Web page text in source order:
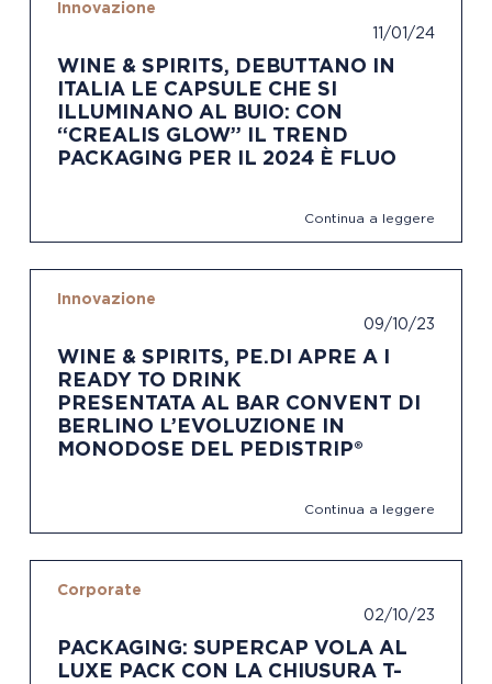
Innovazione
11/01/24
WINE & SPIRITS, DEBUTTANO IN
ITALIA LE CAPSULE CHE SI
ILLUMINANO AL BUIO: CON
“CREALIS GLOW” IL TREND
PACKAGING PER IL 2024 È FLUO
Continua a leggere
Innovazione
09/10/23
WINE & SPIRITS, PE.DI APRE A I
READY TO DRINK
PRESENTATA AL BAR CONVENT DI
BERLINO L’EVOLUZIONE IN
MONODOSE DEL PEDISTRIP®
Continua a leggere
Corporate
02/10/23
PACKAGING: SUPERCAP VOLA AL
LUXE PACK CON LA CHIUSURA T-